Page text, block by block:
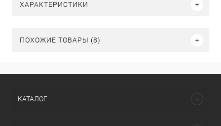
ХАРАКТЕРИСТИКИ
ПОХОЖИЕ ТОВАРЫ (8)
КАТАЛОГ